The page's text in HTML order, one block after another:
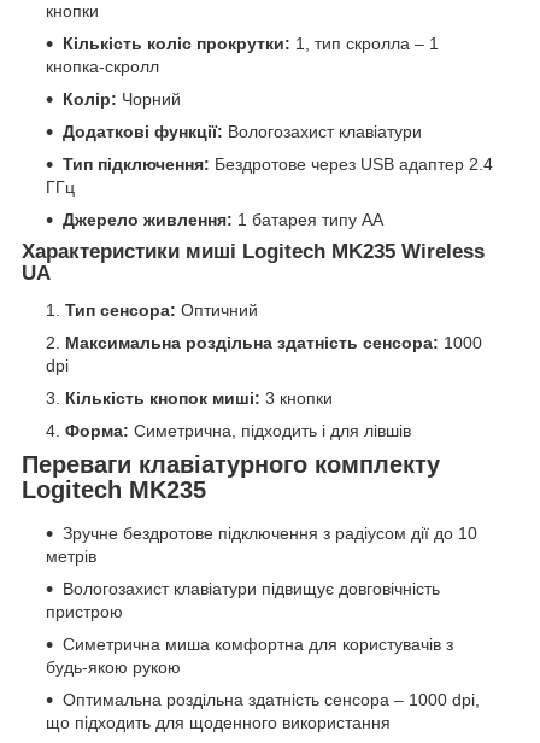
кнопки
Кількість коліс прокрутки: 1, тип скролла – 1
кнопка-скролл
Колір: Чорний
Додаткові функції: Вологозахист клавіатури
Тип підключення: Бездротове через USB адаптер 2.4
ГГц
Джерело живлення: 1 батарея типу AA
Характеристики миші Logitech MK235 Wireless
UA
Тип сенсора: Оптичний
Максимальна роздільна здатність сенсора: 1000
dpi
Кількість кнопок миші: 3 кнопки
Форма: Симетрична, підходить і для лівшів
Переваги клавіатурного комплекту
Logitech MK235
Зручне бездротове підключення з радіусом дії до 10
метрів
Вологозахист клавіатури підвищує довговічність
пристрою
Симетрична миша комфортна для користувачів з
будь-якою рукою
Оптимальна роздільна здатність сенсора – 1000 dpi,
що підходить для щоденного використання